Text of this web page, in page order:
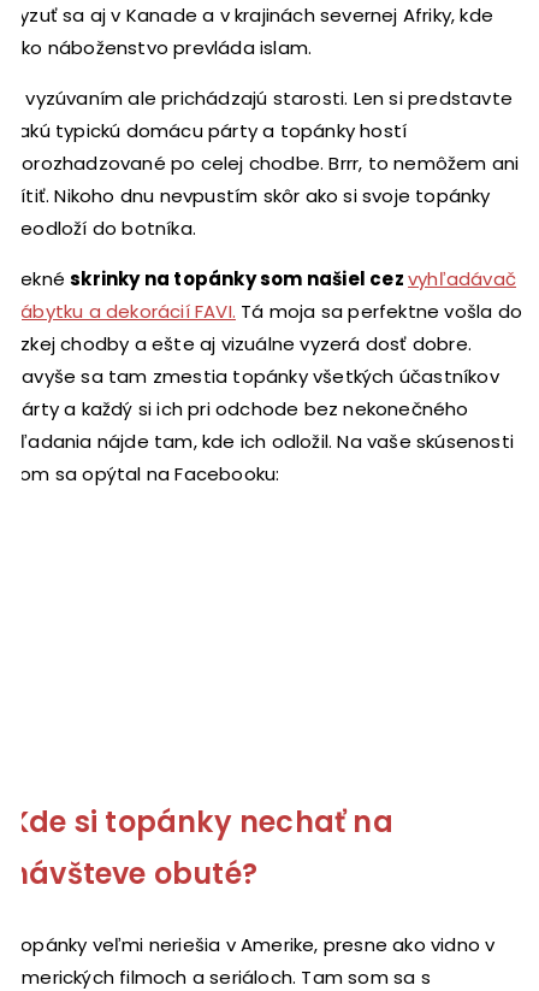
vyzuť sa aj v Kanade a v krajinách severnej Afriky, kde
ako náboženstvo prevláda islam.
S vyzúvaním ale prichádzajú starosti. Len si predstavte
takú typickú domácu párty a topánky hostí
porozhadzované po celej chodbe. Brrr, to nemôžem ani
cítiť. Nikoho dnu nevpustím skôr ako si svoje topánky
neodloží do botníka.
Peknéskrinky na topánky som našiel cezvyhľadávač
nábytku a dekorácií FAVI. Tá moja sa perfektne vošla do
úzkej chodby a ešte aj vizuálne vyzerá dosť dobre.
Navyše sa tam zmestia topánky všetkých účastníkov
párty a každý si ich pri odchode bez nekonečného
hľadania nájde tam, kde ich odložil. Na vaše skúsenosti
som sa opýtal na Facebooku:
Kde si topánky nechať na
návšteve obuté?
Topánky veľmi neriešia v Amerike, presne ako vidno v
amerických filmoch a seriáloch. Tam som sa s